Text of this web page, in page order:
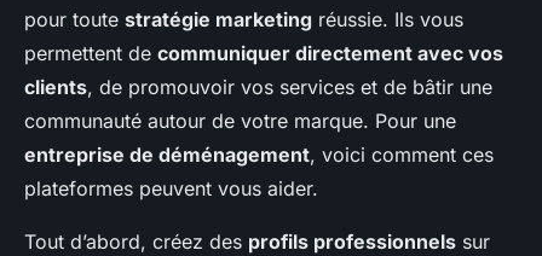
pour toute stratégie marketing réussie. Ils vous
permettent de communiquer directement avec vos
clients, de promouvoir vos services et de bâtir une
communauté autour de votre marque. Pour une
entreprise de déménagement, voici comment ces
plateformes peuvent vous aider.
Tout d’abord, créez des profils professionnels sur